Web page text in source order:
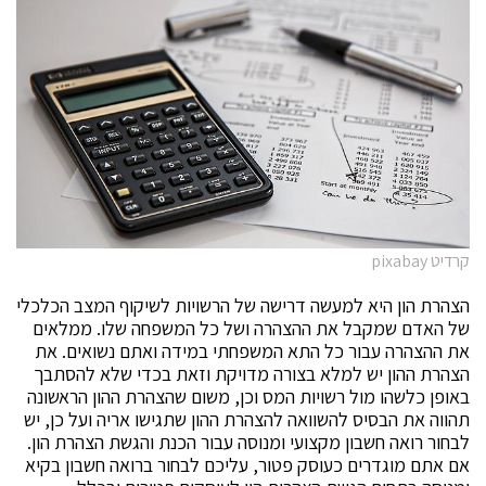
קרדיט pixabay
הצהרת הון היא למעשה דרישה של הרשויות לשיקוף המצב הכלכלי
של האדם שמקבל את ההצהרה ושל כל המשפחה שלו. ממלאים
את ההצהרה עבור כל התא המשפחתי במידה ואתם נשואים. את
הצהרת ההון יש למלא בצורה מדויקת וזאת בכדי שלא להסתבך
באופן כלשהו מול רשויות המס וכן, משום שהצהרת ההון הראשונה
תהווה את הבסיס להשוואה להצהרת ההון שתגישו אריה ועל כן, יש
לבחור רואה חשבון מקצועי ומנוסה עבור הכנת והגשת הצהרת הון.
אם אתם מוגדרים כעוסק פטור, עליכם לבחור ברואה חשבון בקיא